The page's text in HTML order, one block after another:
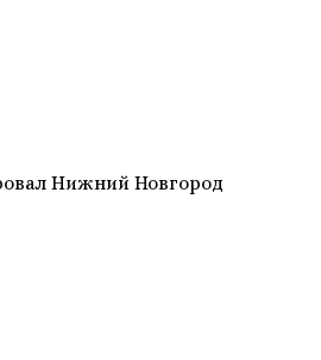
Нижний Новгород